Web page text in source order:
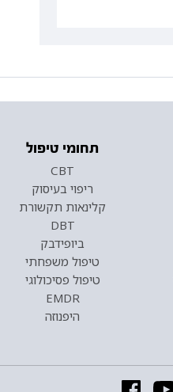
תחומי טיפול
CBT
ריפוי בעיסוק
קלינאות תקשורת
DBT
ביופידבק
טיפול משפחתי
טיפול פסיכולוגי
EMDR
היפנוזה